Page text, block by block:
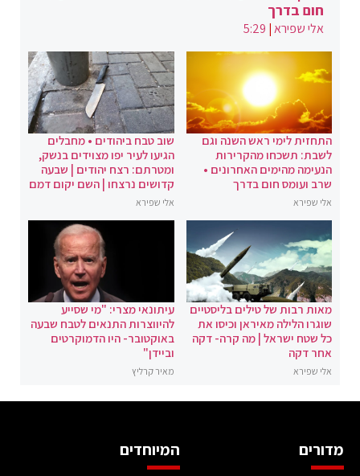
חום בדרך
אלי שפירא|
5:29
התחזית לימי ראש השנה וגם
לשבת: תשכחו מהקרירות
הנעימה מהימים האחרונים •
שרב ועומס חום בדרך
אלי שפירא
שוב טבח ביהודים • מחבלים
הגיעו לעיר יפו מצוידים בנשק,
ומטרתם: רצח יהודים | שבעה
קדושים נרצחו | השם יקום דמם
אלי שפירא
מאות רבות של טילים בליסטיים
שוגרו הלילה מאיראן וכיסו את
כל שטח ישראל | מה קרה- דקה
אחר דקה
אלי שפירא
עיתונאי מצרי: "מי שסייע
להיווצרות התנאים לטבח שבעה
באוקטובר- היו הדמוקרטים
וביידן"
מאיר קרליץ
מדורים המיוחדים